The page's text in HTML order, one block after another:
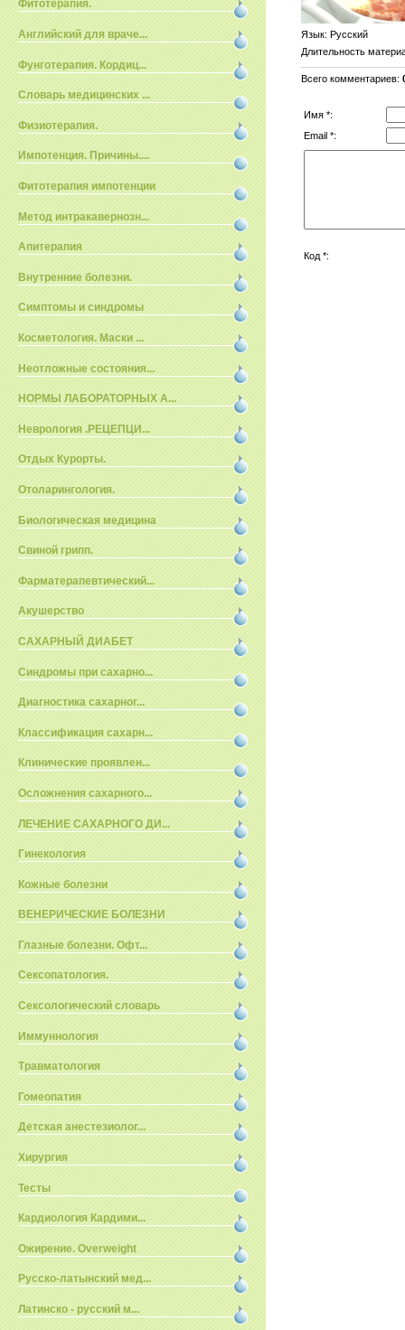
Фитотерапия.
Английский для враче...
Фунготерапия. Кордиц...
Словарь медицинских ...
Физиотерапия.
Импотенция. Причины....
Фитотерапия импотенции
Метод интракавернозн...
Апитерапия
Внутренние болезни.
Симптомы и синдромы
Косметология. Маски ...
Неотложные состояния...
НОРМЫ ЛАБОРАТОРНЫХ А...
Неврология .РЕЦЕПЦИ...
Отдых Курорты.
Отоларингология.
Биологическая медицина
Свиной грипп.
Фарматерапевтический...
Акушерство
САХАРНЫЙ ДИАБЕТ
Синдромы при сахарно...
Диагностика сахарног...
Классификация сахарн...
Клинические проявлен...
Осложнения сахарного...
ЛЕЧЕНИЕ САХАРНОГО ДИ...
Гинекология
Кожные болезни
ВЕНЕРИЧЕСКИЕ БОЛЕЗНИ
Глазные болезни. Офт...
Сексопатология.
Сексологический словарь
Иммуннология
Травматология
Гомеопатия
Детская анестезиолог...
Хирургия
Тесты
Кардиология Кардими...
Ожирение. Overweight
Русско-латынский мед...
Латинско - русский м...
Язык: Русский
Длительность
Всего комментариев:
Имя *:
Email *:
Код *: